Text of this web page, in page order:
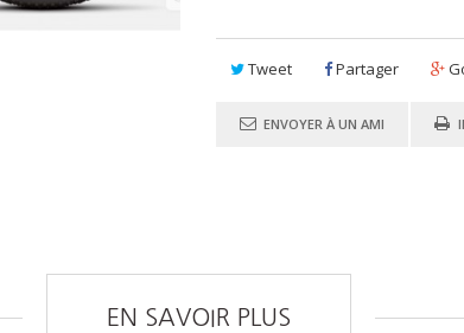
Tweet Partager
ENVOYER À UN AMI
EN SAVOIR PLUS